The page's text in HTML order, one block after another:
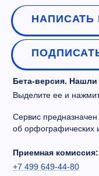
НАПИСАТЬ
Бета-версия. Нашли
Выделите ее и
Сервис
об орфографических
Приемная комиссия:
+7 499 649-44-80